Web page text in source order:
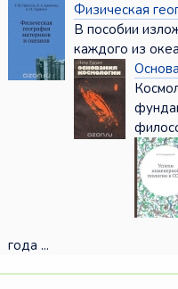
Физическая
В пособии
каждого из
года ...